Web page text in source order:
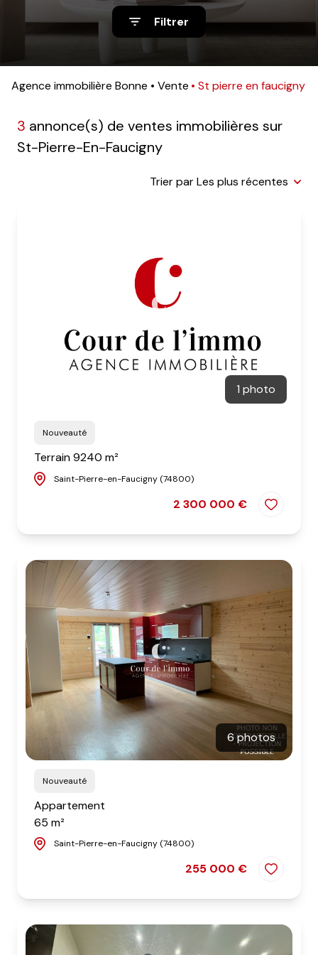
avis
notre
contact
Filtrer
Agence immobilière Bonne Vente St pierre en faucigny
3 annonce(s) de ventes immobilières sur
St-Pierre-En-Faucigny
Trier par Les plus récentes
1 photo
Nouveauté
Terrain 9240 m²
Saint-Pierre-en-Faucigny (74800)
2 300 000 €
6 photos
Nouveauté
Appartement
65 m²
Saint-Pierre-en-Faucigny (74800)
255 000 €